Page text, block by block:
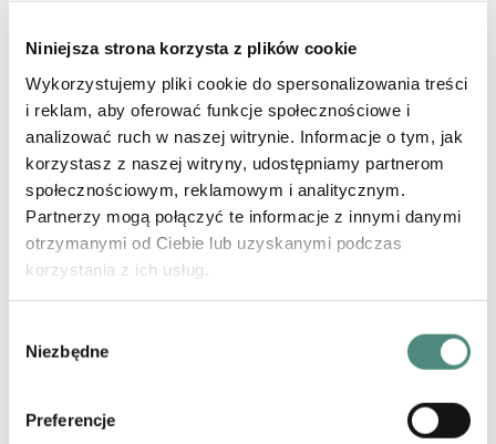
Niniejsza strona korzysta z plików cookie
Wykorzystujemy pliki cookie do spersonalizowania treści
i reklam, aby oferować funkcje społecznościowe i
analizować ruch w naszej witrynie. Informacje o tym, jak
korzystasz z naszej witryny, udostępniamy partnerom
społecznościowym, reklamowym i analitycznym.
Partnerzy mogą połączyć te informacje z innymi danymi
otrzymanymi od Ciebie lub uzyskanymi podczas
korzystania z ich usług.
zgody
Niezbędne
Preferencje
winę małżonka to m.in. naganne zachowania wobec
osób trzecich, bliskich małżonka, nieuzasadnione
opuszczenie małżonka, zmiana wyznania swojego czy
wspólnych dzieci bez zgody drugiego małżonka,
okazywanie zazdrości i nadmierna kontrola, nałogi,
zatajenie istotnych okoliczności sprzed zawarcia związku
małżeńskiego, niewypełnianie obowiązków małżeńskich,
brak szacunku, lojalności, okazywania uczuć i wiele
innych, które w konkretnym przypadku mogą wystąpić.
W celu podjęcia decyzji dotyczącej ostatecznego
zakresie winy za rozpad pożycia warto zasięgnąć opinii
prawnika. Decyzja musi być przemyślana, wiążą się z nią